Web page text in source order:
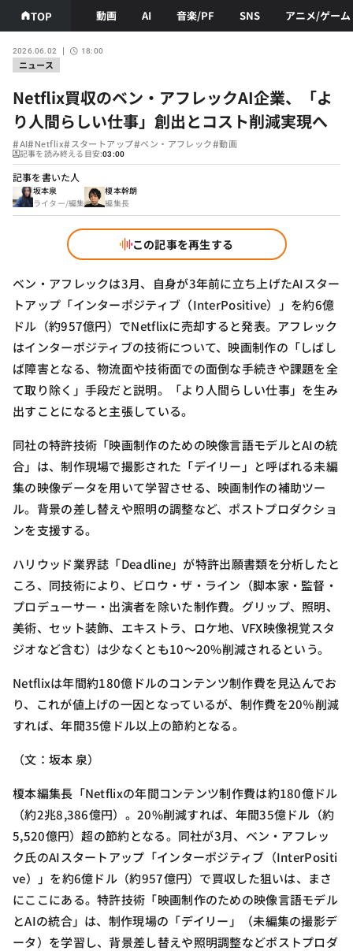
TOP 動画 AI 音楽/PF SNS アニメ/ゲーム
ニュース
2026.06.02 18:00
Netflix買収のベン・アフレックAI企業、「よ
り人間らしい仕事」創出とコスト削減実現へ
#AI#Netflix#スタートアップ#ベン・アフレック#動画
記事を読み終える目安:03:00
記事を書いた人
坂本泉
ライター/編集
榎本幹朗
編集長
この記事を再生する
ベン・アフレックは3月、自身が3年前に立ち上げたAIスター
トアップ「インターポジティブ（InterPositive）」を約6億
ドル（約957億円）でNetflixに売却すると発表。アフレック
はインターポジティブの技術について、映画制作の「しばし
ば障害となる、物流面や技術面での面倒な手続きや課題を全
て取り除く」手段だと説明。「より人間らしい仕事」を生み
出すことになると主張している。
同社の特許技術「映画制作のための映像言語モデルとAIの統
合」は、制作現場で撮影された「デイリー」と呼ばれる未編
集の映像データを用いて学習させる、映画制作の補助ツー
ル。背景の差し替えや照明の調整など、ポストプロダクショ
ンを支援する。
ハリウッド業界誌「Deadline」が特許出願書類を分析したと
ころ、同技術により、ビロウ・ザ・ライン（脚本家・監督・
プロデューサー・出演者を除いた制作費。グリップ、照明、
美術、セット装飾、エキストラ、ロケ地、VFX映像視覚スタ
ジオなど含む）は少なくとも10〜20%削減されるという。
Netflixは年間約180億ドルのコンテンツ制作費を見込んでお
り、これが値上げの一因となっているが、制作費を20％削減
すれば、年間35億ドル以上の節約となる。
（文：坂本 泉）
榎本編集長「Netflixの年間コンテンツ制作費は約180億ドル
（約2兆8,386億円）。20%削減すれば、年間35億ドル（約
5,520億円）超の節約となる。同社が3月、ベン・アフレッ
ク氏のAIスタートアップ「インターポジティブ（InterPositi
ve）」を約6億ドル（約957億円）で買収した狙いは、まさ
にここにある。特許技術「映画制作のための映像言語モデル
とAIの統合」は、制作現場の「デイリー」（未編集の撮影デ
ータ）を学習し、背景差し替えや照明調整などポストプロダ